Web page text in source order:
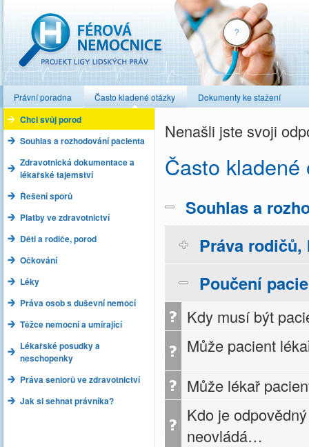
Právní poradna Často kladené otázky Dokumenty ke stažení
Chci svůj porod
Souhlas a rozhodování pacienta
Zdravotnická dokumentace a
lékařské tajemství
Řešení sporů
Platby ve zdravotnictví
Děti a rodiče, porod
Očkování
Léky
Práva osob s duševní nemocí
Těžce nemocní a umírající
Lékařské posudky a
neschopenky
Práva seniorů ve zdravotnictví
Jak si sehnat právníka?
Nenašli jste svoji
Často kladené
Souhlas a
Práva
Poučení
Kdy musí být
Může pacient
Může lékař
Kdo je
neovládá…